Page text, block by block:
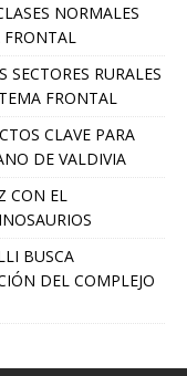
NORMALES
FRONTAL
SECTORES RURALES
FRONTAL
CLAVE PARA
DE VALDIVIA
CON EL
BUSCA
DEL COMPLEJO